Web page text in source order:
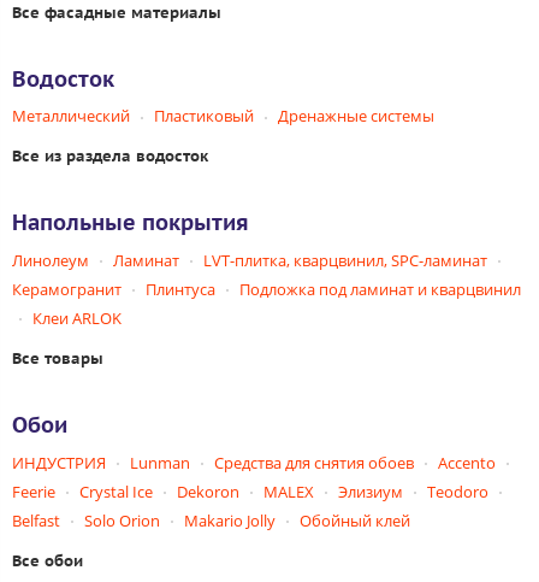
Все фасадные материалы
Водосток
Металлический Пластиковый Дренажные системы
Все из раздела водосток
Напольные покрытия
Линолеум Ламинат
LVT-плитка, кварцвинил, SPC-ламинат
Керамогранит
Плинтуса
Подложка под ламинат и кварцвинил
Клеи ARLOK
Все товары
Обои
ИНДУСТРИЯ Lunman Средства для снятия обоев
Accento
Feerie
Crystal Ice Dekoron MALEX Элизиум
Teodoro
Belfast
Solo Orion Makario Jolly Обойный клей
Все обои